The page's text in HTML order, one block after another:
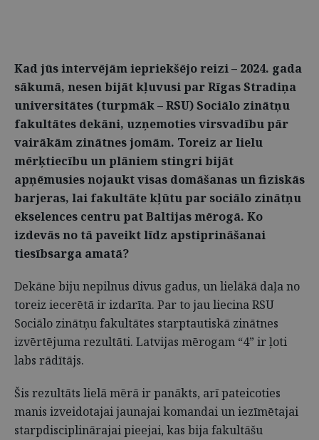
Kad jūs intervējām iepriekšējo reizi – 2024. gada
sākumā, nesen bijāt kļuvusi par Rīgas Stradiņa
universitātes (turpmāk – RSU) Sociālo zinātņu
fakultātes dekāni, uzņemoties virsvadību pār
vairākām zinātnes jomām. Toreiz ar lielu
mērķtiecību un plāniem stingri bijāt
apņēmusies nojaukt visas domāšanas un fiziskās
barjeras, lai fakultāte kļūtu par sociālo zinātņu
ekselences centru pat Baltijas mērogā. Ko
izdevās no tā paveikt līdz apstiprināšanai
tiesībsarga amatā?
Dekāne biju nepilnus divus gadus, un lielākā daļa no
toreiz iecerētā ir izdarīta. Par to jau liecina RSU
Sociālo zinātņu fakultātes starptautiskā zinātnes
izvērtējuma rezultāti. Latvijas mērogam “4” ir ļoti
labs rādītājs.
Šis rezultāts lielā mērā ir panākts, arī pateicoties
manis izveidotajai jaunajai komandai un iezīmētajai
starpdisciplinārajai pieejai, kas bija fakultāšu